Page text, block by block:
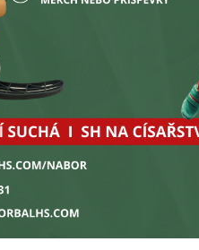
2004 a od té doby
mládežnické týmy se
září v extralize! Adam
Enenkelová se
obrazovkách.
kluky, ženy i muže.
(kontakty níže) nebo
děti je ideální přijít s
brankáři i výstroj.